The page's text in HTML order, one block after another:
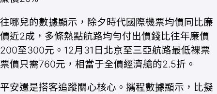
往哪兒的數據顯示，除夕時代國際機票均價同比廉
價近2成，多條熱點航路均勻付出價錢比往年廉價
200至300元。12月31日北京至三亞航路最低裸票
票價只需760元，相當于全價經濟艙的2.5折。
平安還是搭客追蹤關心核心。攜程數據顯示，比擬